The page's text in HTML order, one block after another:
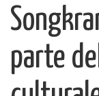
parte